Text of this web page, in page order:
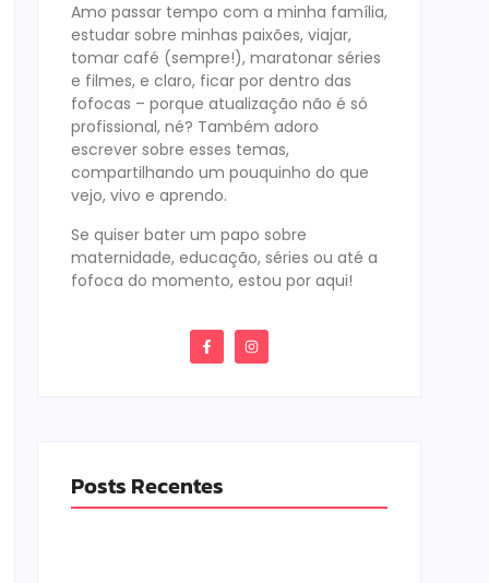
Amo passar tempo com a minha família,
estudar sobre minhas paixões, viajar,
tomar café (sempre!), maratonar séries
e filmes, e claro, ficar por dentro das
fofocas – porque atualização não é só
profissional, né? Também adoro
escrever sobre esses temas,
compartilhando um pouquinho do que
vejo, vivo e aprendo.
Se quiser bater um papo sobre
maternidade, educação, séries ou até a
fofoca do momento, estou por aqui!
Posts Recentes